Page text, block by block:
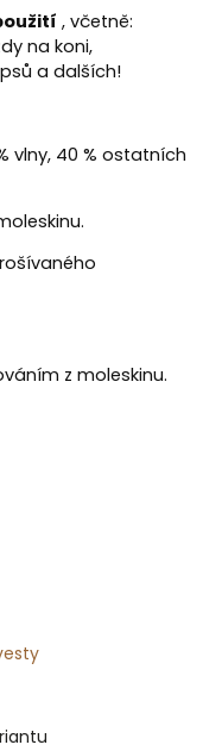
, včetně:
na koni,
a dalších!
vlny, 40 % ostatních
z moleskinu.